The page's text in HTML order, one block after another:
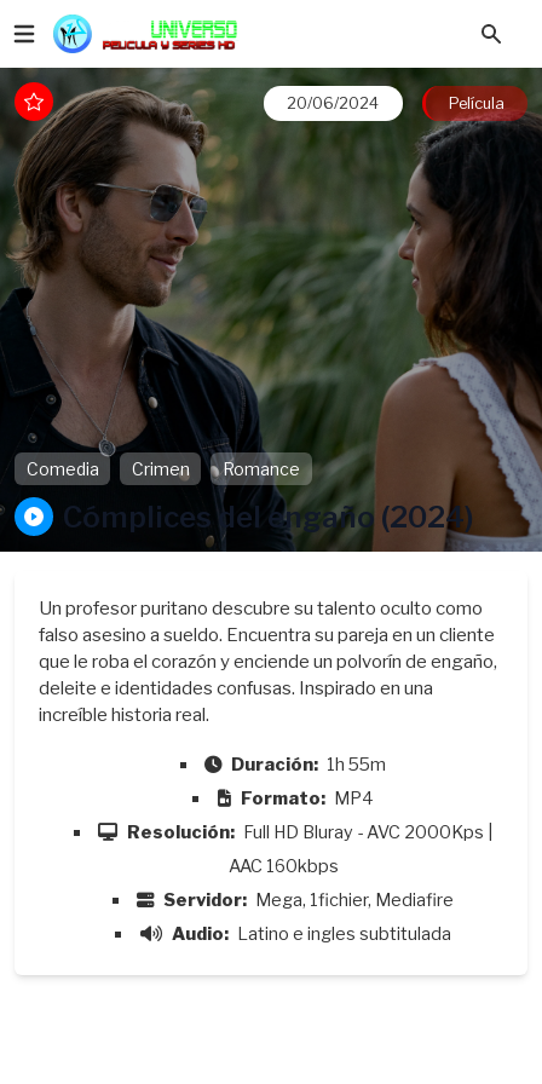
20/06/2024 Película
Comedia Crimen Romance
Cómplices del engaño (2024)
Un profesor puritano descubre su talento oculto como
falso asesino a sueldo. Encuentra su pareja en un cliente
que le roba el corazón y enciende un polvorín de engaño,
deleite e identidades confusas. Inspirado en una
increíble historia real.
Duración: 1h 55m
Formato: MP4
Resolución: Full HD Bluray - AVC 2000Kps |
AAC 160kbps
Servidor: Mega, 1fichier, Mediafire
Audio: Latino e ingles subtitulada